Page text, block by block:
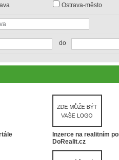
Ostrava-město
do
Inzerce na realitním
DoRealit.cz